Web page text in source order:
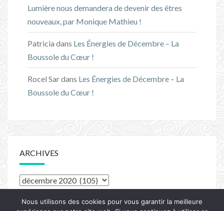
Lumière nous demandera de devenir des êtres
nouveaux, par Monique Mathieu !
Patricia dans Les Énergies de Décembre – La
Boussole du Cœur !
Rocel Sardans Les Énergies de Décembre – La
Boussole du Cœur !
ARCHIVES
Archives
Nous utilisons des cookies pour vous garantir la meilleure